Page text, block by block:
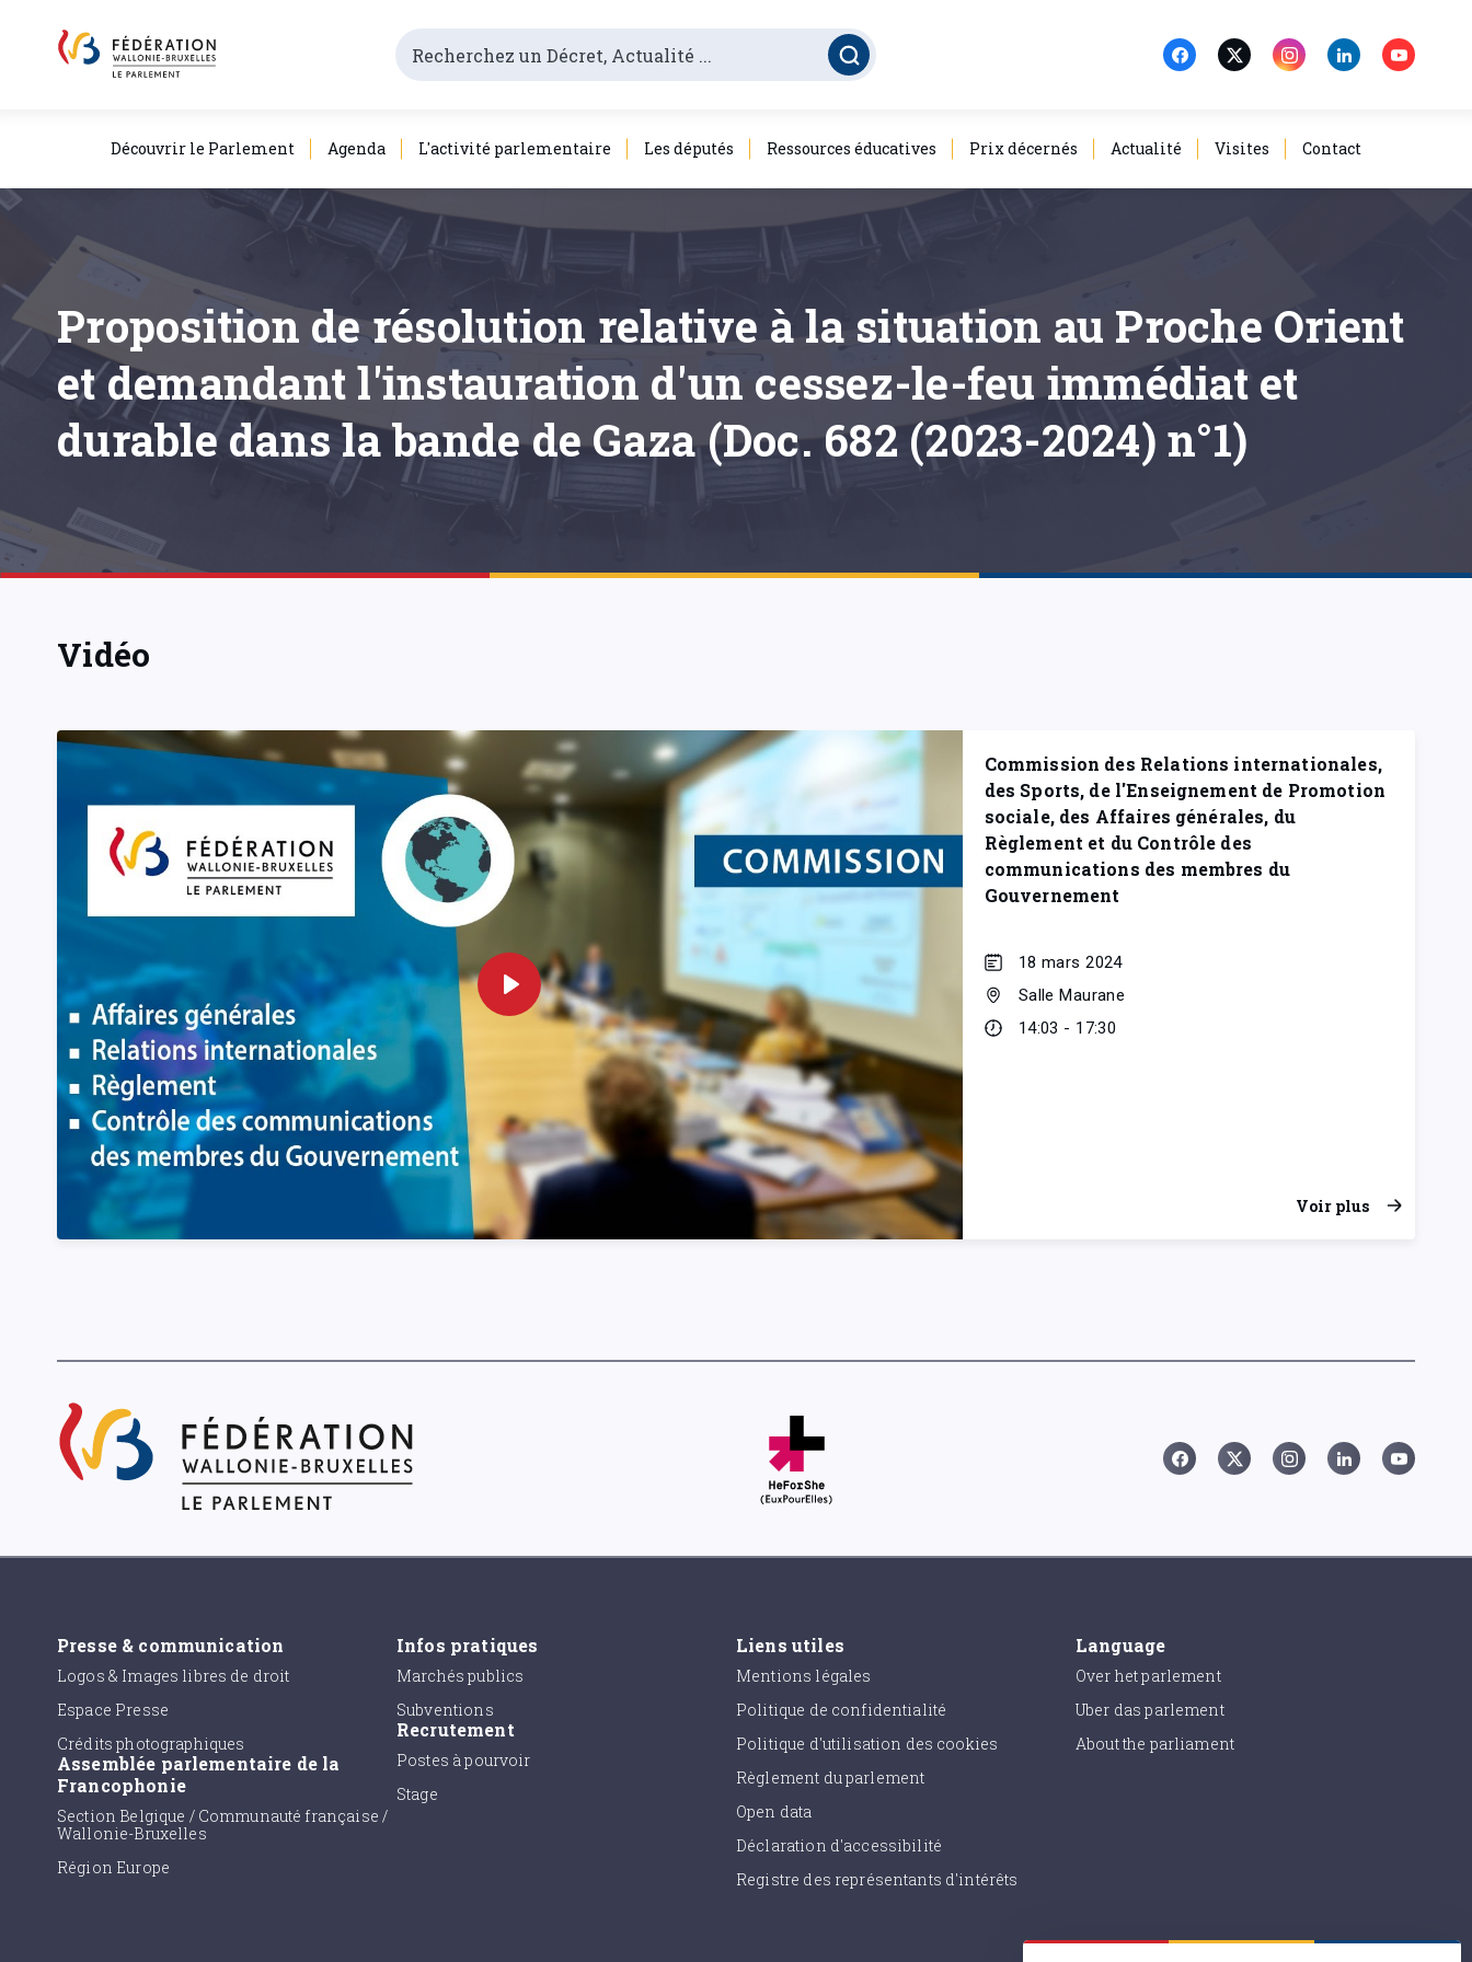
Découvrir le Parlement Agenda L'activité parlementaire Les députés Ressources éducatives Prix décernés Actualité Visites Contact
Proposition de résolution relative à la situation au Proche Orient
et demandant l'instauration d'un cessez-le-feu immédiat et
durable dans la bande de Gaza (Doc. 682 (2023-2024) n°1)
Vidéo
Commission des Relations internationales,
des Sports, de l'Enseignement de Promotion
sociale, des Affaires générales, du
Règlement et du Contrôle des
communications des membres du
Gouvernement
18 mars 2024
Salle Maurane
14:03 - 17:30
Voir plus
Presse & communication
Logos & Images libres de droit
Espace Presse
Crédits photographiques
Assemblée parlementaire de la
Francophonie
Section Belgique / Communauté française /
Wallonie-Bruxelles
Région Europe
Infos pratiques
Marchés publics
Subventions
Recrutement
Postes à pourvoir
Stage
Liens utiles
Mentions légales
Politique de confidentialité
Politique d'utilisation des cookies
Règlement du parlement
Open data
Déclaration d'accessibilité
Registre des représentants d'intérêts
Language
Over het parlement
Uber das parlement
About the parliament